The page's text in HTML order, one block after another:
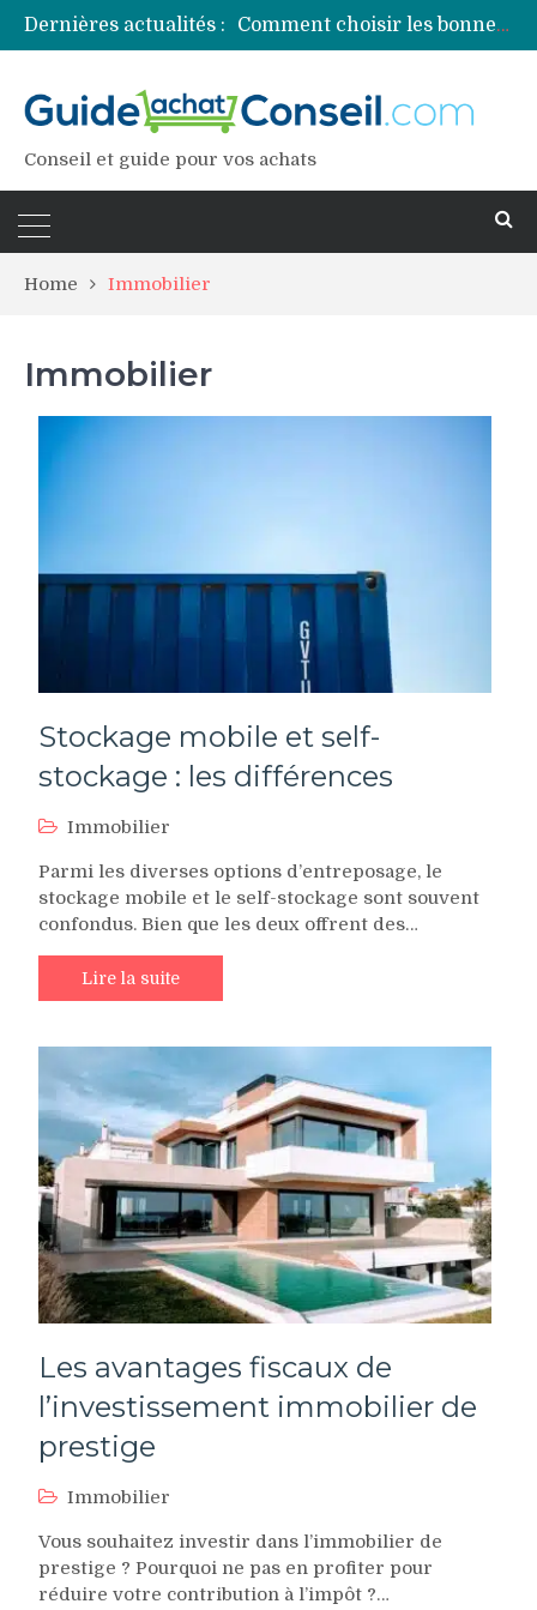
Dernières actualités :
Comment choisir les bonnes couleurs pour un projet tie and dye ?
Comment préparer sa piscine pour une période prolongée d’inutilisation ?
Conseil et guide pour vos achats
Home Immobilier
Immobilier
Stockage mobile et self-
stockage : les différences
Immobilier
Parmi les diverses options d’entreposage, le
stockage mobile et le self-stockage sont souvent
confondus. Bien que les deux offrent des…
Lire la suite
Les avantages fiscaux de
l’investissement immobilier de
prestige
Immobilier
Vous souhaitez investir dans l’immobilier de
prestige ? Pourquoi ne pas en profiter pour
réduire votre contribution à l’impôt ?…